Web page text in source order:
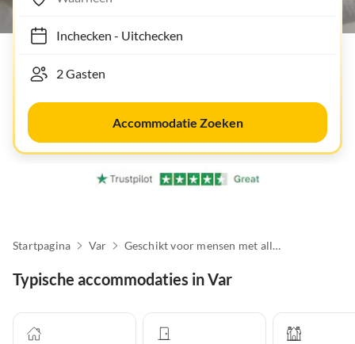
Inchecken- Uitchecken
Accommodatie Zoeken
Startpagina Var Geschikt voor mensen met allergieën
Typische accommodaties in Var